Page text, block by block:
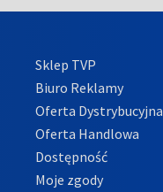
Sklep TVP
Biuro Reklamy
Oferta Dystrybucyjna
Oferta Handlowa
Dostępność
Moje zgody